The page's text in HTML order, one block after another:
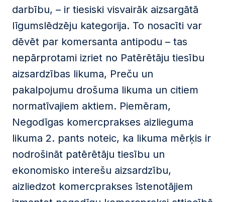
darbību, – ir tiesiski visvairāk aizsargātā
līgumslēdzēju kategorija. To nosacīti var
dēvēt par komersanta antipodu – tas
nepārprotami izriet no Patērētāju tiesību
aizsardzības likuma, Preču un
pakalpojumu drošuma likuma un citiem
normatīvajiem aktiem. Piemēram,
Negodīgas komercprakses aizlieguma
likuma 2. pants noteic, ka likuma mērķis ir
nodrošināt patērētāju tiesību un
ekonomisko interešu aizsardzību,
aizliedzot komercprakses īstenotājiem